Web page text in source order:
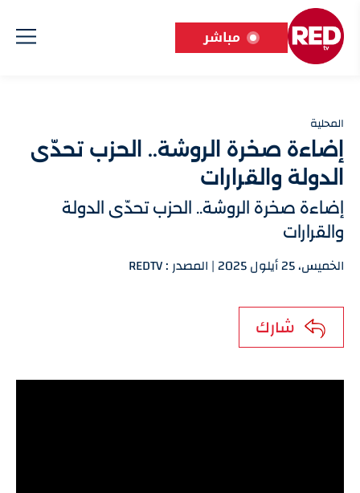
مباشر
المحلية
إضاءة صخرة الروشة.. الحزب تحدّى
الدولة والقرارات
إضاءة صخرة الروشة.. الحزب تحدّى الدولة
والقرارات
الخميس، 25 أيلول 2025 | المصدر : REDTV
شارك